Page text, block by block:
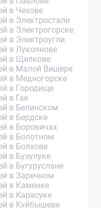
в Чехове
в Электростали
в Электрогорске
в Электроугли
в Лукоянове
в Щелкове
в Малой Вишере
в Медногорске
в Городище
в Гае
в Белинском
в Бердске
в Боровичах
в Болотном
в Болхове
в Бузулуке
в Бугуруслане
в Заречном
в Каменке
в Карасуке
в Куйбышеве